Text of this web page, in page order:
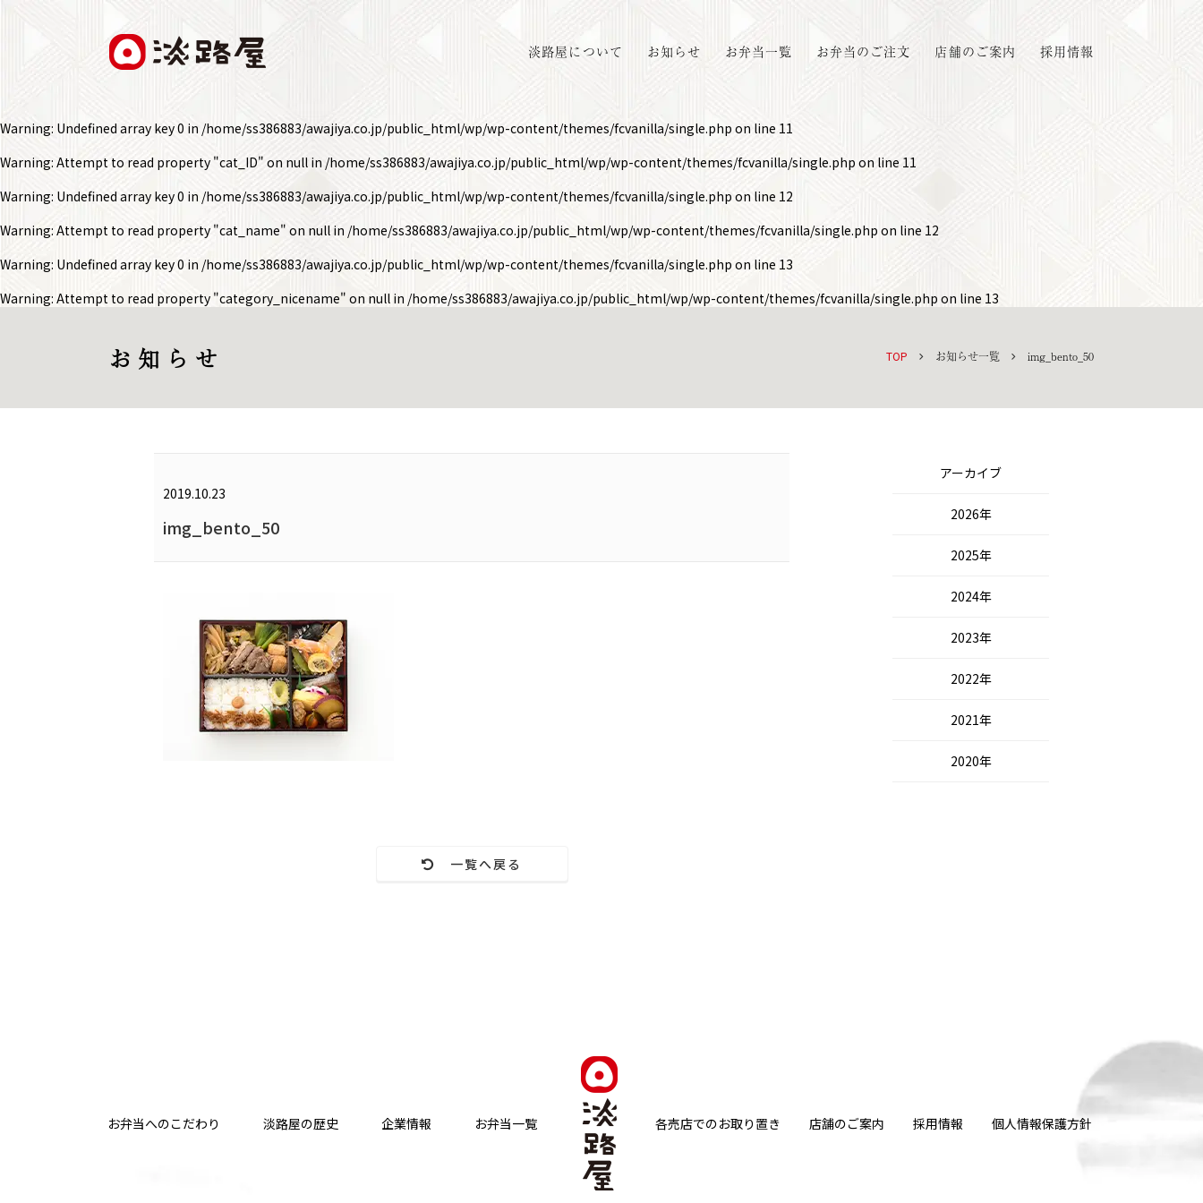
淡路屋について お知らせ お弁当一覧 お弁当のご注文 店舗のご案内 採用情報
Warning: Undefined array key 0 in /home/ss386883/awajiya.co.jp/public_html/wp/wp-content/themes/fcvanilla/single.php on line 11
Warning: Attempt to read property "cat_ID" on null in /home/ss386883/awajiya.co.jp/public_html/wp/wp-content/themes/fcvanilla/single.php on line 11
Warning: Undefined array key 0 in /home/ss386883/awajiya.co.jp/public_html/wp/wp-content/themes/fcvanilla/single.php on line 12
Warning: Attempt to read property "cat_name" on null in /home/ss386883/awajiya.co.jp/public_html/wp/wp-content/themes/fcvanilla/single.php on line 12
Warning: Undefined array key 0 in /home/ss386883/awajiya.co.jp/public_html/wp/wp-content/themes/fcvanilla/single.php on line 13
Warning: Attempt to read property "category_nicename" on null in /home/ss386883/awajiya.co.jp/public_html/wp/wp-content/themes/fcvanilla/single.php on line 13
お 知 ら せ TOP お知らせ一覧 img_bento_50
2019.10.23
img_bento_50
一覧へ戻る
アーカイブ
2026年
2025年
2024年
2023年
2022年
2021年
2020年
お弁当へのこだわり 淡路屋の歴史 企業情報 お弁当一覧 各売店でのお取り置き 店舗のご案内 採用情報 個人情報保護方針